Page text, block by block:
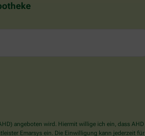
angeboten wird. Hiermit willige ich ein, dass AHD
Emarsys ein. Die Einwilligung kann jederzeit für